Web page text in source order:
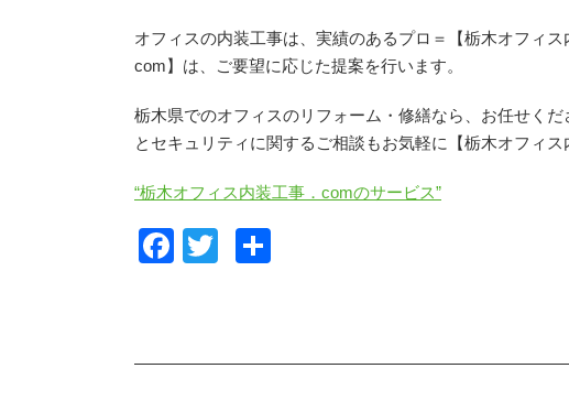
オフィスの内装工事は、実績のあるプロ＝【栃木オフィ
com】は、ご要望に応じた提案を行います。
栃木県でのオフィスのリフォーム・修繕なら、お任せく
とセキュリティに関するご相談もお気軽に【栃木オフィス
“栃木オフィス内装工事．comのサービス”
F